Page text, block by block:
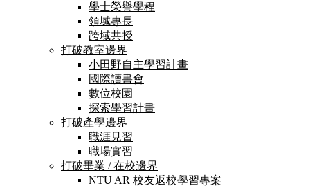
學士榮譽學程
領域專長
跨域共授
打破教室邊界
小田野自主學習計畫
國際讀書會
數位校園
探索學習計畫
打破產學邊界
職涯見習
職場實習
打破畢業 / 在校邊界
NTU AR 校友返校學習專案